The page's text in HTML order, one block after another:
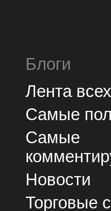
Блоги
Лента
Самые
Самые
Новости
Торговые